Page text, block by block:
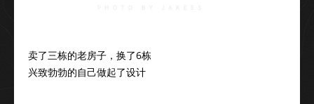
卖了三栋的老房子，换了6栋
兴致勃勃的自己做起了设计